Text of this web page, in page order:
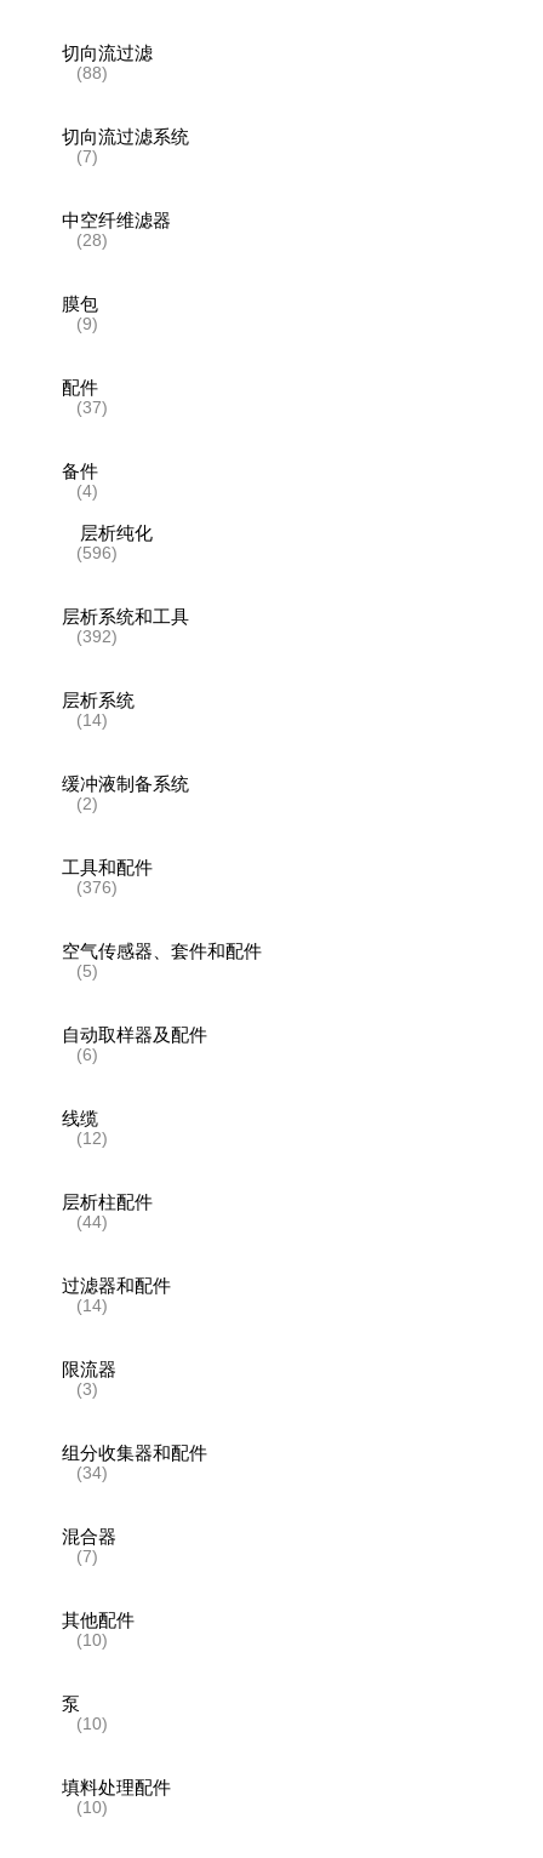
切向流过滤
(88)
切向流过滤系统
(7)
中空纤维滤器
(28)
膜包
(9)
配件
(37)
备件
(4)
层析纯化
(596)
层析系统和工具
(392)
层析系统
(14)
缓冲液制备系统
(2)
工具和配件
(376)
空气传感器、套件和配件
(5)
自动取样器及配件
(6)
线缆
(12)
层析柱配件
(44)
过滤器和配件
(14)
限流器
(3)
组分收集器和配件
(34)
混合器
(7)
其他配件
(10)
泵
(10)
填料处理配件
(10)